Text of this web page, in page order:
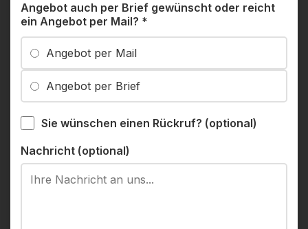
Angebot auch per Brief gewünscht oder reicht
ein Angebot per Mail? *
Angebot per Mail
Angebot per Brief
Sie wünschen einen Rückruf? (optional)
Nachricht (optional)